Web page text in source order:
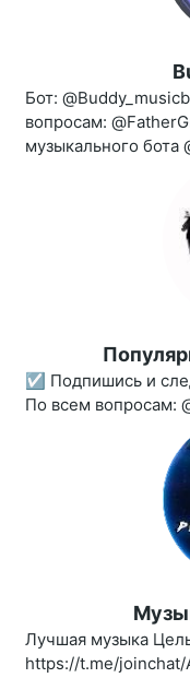
Бот:
вопросам:
музыкального бота
☑️ Подпишись и
По всем вопросам:
Лучшая музыка
https://t.me/joinchat/